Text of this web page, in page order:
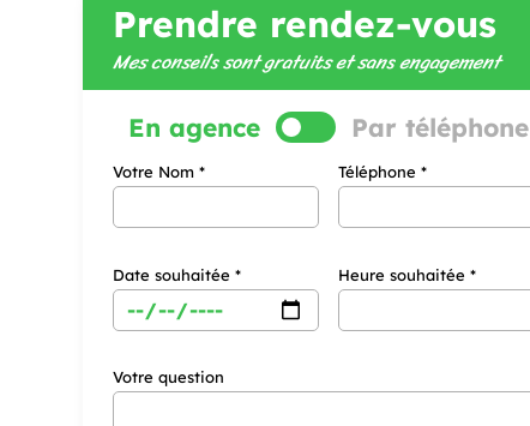
Prendre rendez-vous
Mes conseils sont gratuits et sans engagement
En agence Par téléphone
Votre Nom * Téléphone *
Date souhaitée * Heure souhaitée *
Votre question